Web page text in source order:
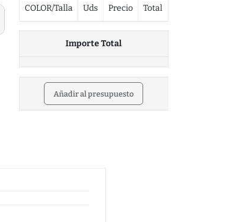
COLOR/Talla Uds Precio Total
Importe Total
Añadir al presupuesto